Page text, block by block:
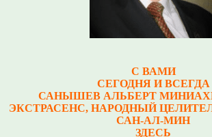
С ВАМИ
СЕГОДНЯ И ВСЕГДА
САНЫШЕВ АЛЬБЕРТ
ЭКСТРАСЕНС, НАРОДНЫЙ
САН-АЛ-МИН
ЗДЕСЬ